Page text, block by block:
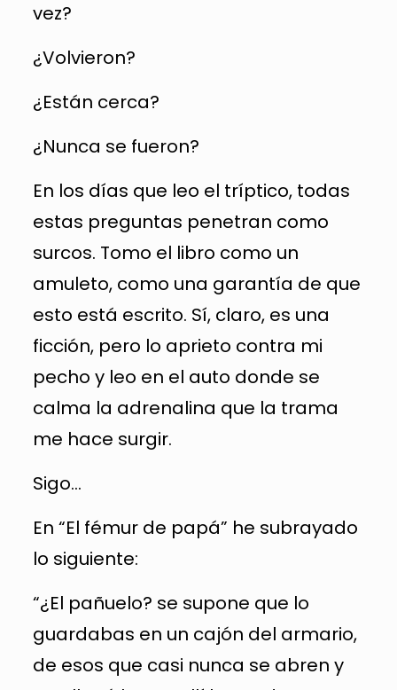
vez?
¿Volvieron?
¿Están cerca?
¿Nunca se fueron?
En los días que leo el tríptico, todas
estas preguntas penetran como
surcos. Tomo el libro como un
amuleto, como una garantía de que
esto está escrito. Sí, claro, es una
ficción, pero lo aprieto contra mi
pecho y leo en el auto donde se
calma la adrenalina que la trama
me hace surgir.
Sigo…
En “El fémur de papá” he subrayado
lo siguiente:
“¿El pañuelo? se supone que lo
guardabas en un cajón del armario,
de esos que casi nunca se abren y